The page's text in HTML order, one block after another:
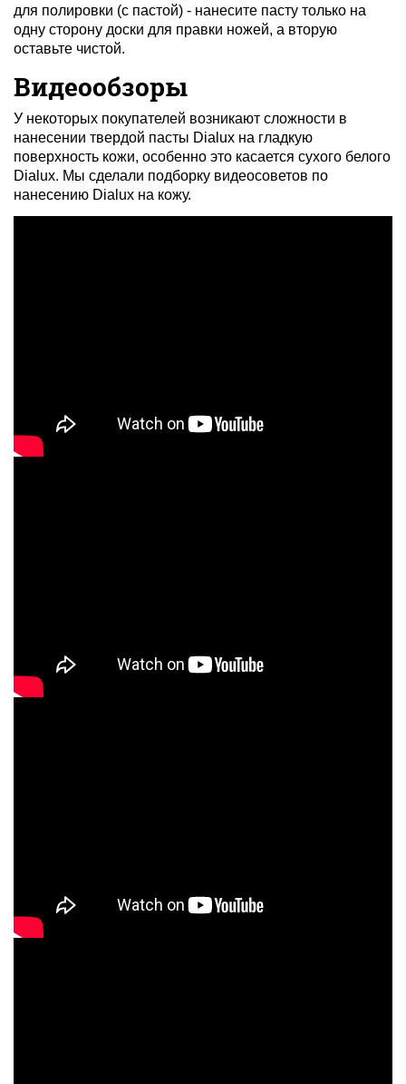
для полировки (с пастой) - нанесите пасту только на
одну сторону доски для правки ножей, а вторую
оставьте чистой.
Видеообзоры
У некоторых покупателей возникают сложности в
нанесении твердой пасты Dialux на гладкую
поверхность кожи, особенно это касается сухого белого
Dialux. Мы сделали подборку видеосоветов по
нанесению Dialux на кожу.